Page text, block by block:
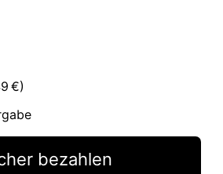
€)
bezahlen